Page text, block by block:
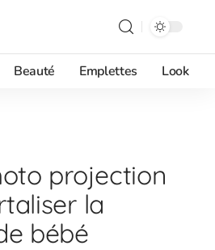
Beauté Emplettes Look
projection
la
bébé